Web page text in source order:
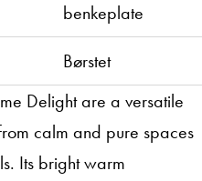
benkeplate
Børstet
Delight are a versatile
calm and pure spaces
Its bright warm